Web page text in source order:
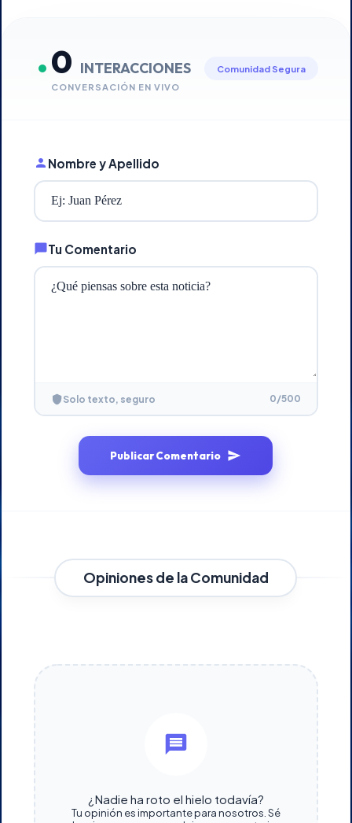
0 INTERACCIONES
CONVERSACIÓN EN VIVO
Comunidad Segura
Nombre y Apellido
Tu Comentario
Solo texto, seguro 0/500
Publicar Comentario
Opiniones de la Comunidad
¿Nadie ha roto el hielo todavía?
Tu opinión es importante para nosotros. Sé